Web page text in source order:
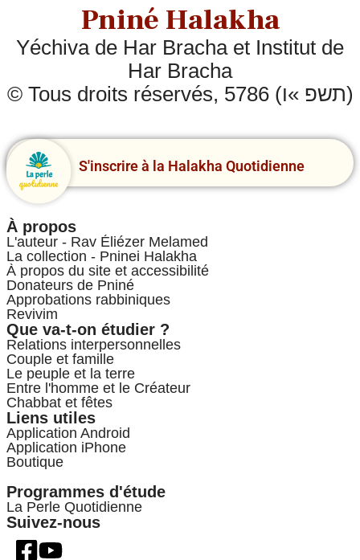
Pniné Halakha
Yéchiva de Har Bracha et Institut de
Har Bracha
© Tous droits réservés, 5786 (תשפ »ו)
S'inscrire à la Halakha Quotidienne
À propos
L'auteur - Rav Éliézer Melamed
La collection - Pninei Halakha
À propos du site et accessibilité
Donateurs de Pniné
Approbations rabbiniques
Revivim
Que va-t-on étudier ?
Relations interpersonnelles
Couple et famille
Le peuple et la terre
Entre l'homme et le Créateur
Chabbat et fêtes
Liens utiles
Application Android
Application iPhone
Boutique
Programmes d'étude
La Perle Quotidienne
Suivez-nous